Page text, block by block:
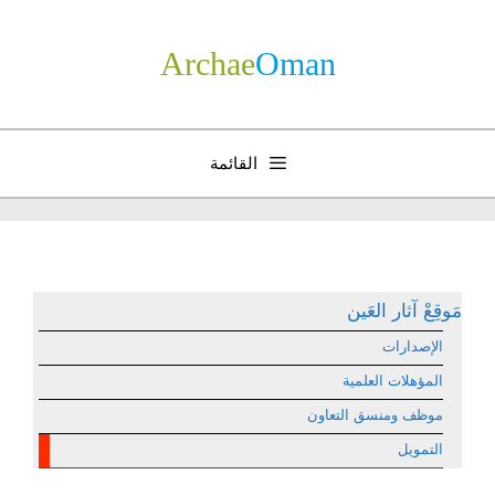
Archae­Oman
القائمة
مَوقِعْ آثار العَين
الإصدارات
المؤهلات العلمية
موظف ومنسق التعاون
التمويل